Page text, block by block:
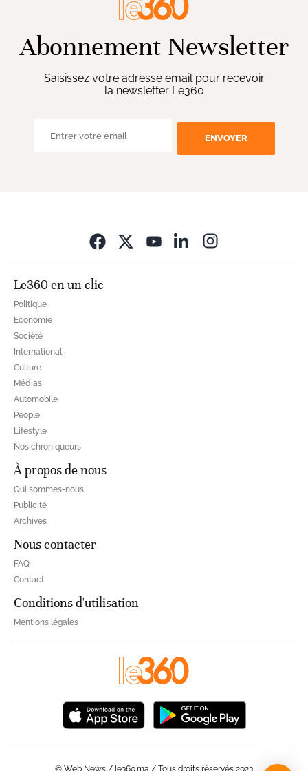
Abonnement Newsletter
Saisissez votre adresse email pour recevoir
la newsletter Le360
ENVOYER
Le360 en un clic
Politique
Economie
Société
International
Culture
Médias
Automobile
People
Lifestyle
Nos chroniqueurs
À propos de nous
Qui sommes-nous
Publicité
Archives
Nous contacter
FAQ
Contact
Conditions d'utilisation
Mentions légales
© Web News / le360.ma / Tous droits réservés 2023